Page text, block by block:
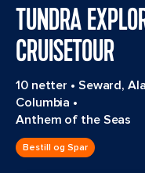
TUNDRA
CRUISETOUR
10 netter • Seward,
Columbia •
Anthem of the Seas
Bestill og Spar